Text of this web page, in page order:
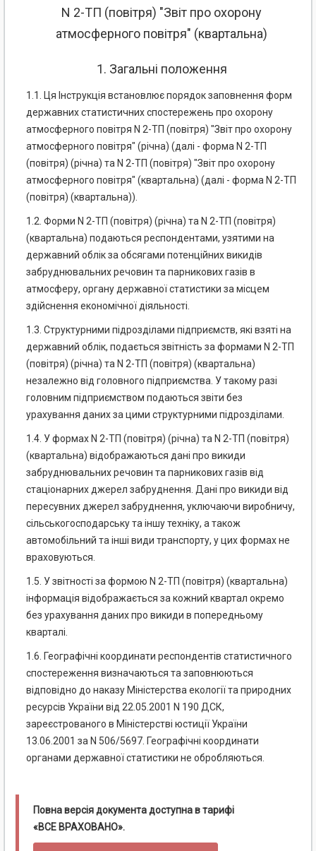
N 2-ТП (повітря) "Звіт про охорону
атмосферного повітря" (квартальна)
1. Загальні положення
1.1. Ця Інструкція встановлює порядок заповнення форм
державних статистичних спостережень про охорону
атмосферного повітря N 2-ТП (повітря) "Звіт про охорону
атмосферного повітря" (річна) (далі - форма N 2-ТП
(повітря) (річна) та N 2-ТП (повітря) "Звіт про охорону
атмосферного повітря" (квартальна) (далі - форма N 2-ТП
(повітря) (квартальна)).
1.2. Форми N 2-ТП (повітря) (річна) та N 2-ТП (повітря)
(квартальна) подаються респондентами, узятими на
державний облік за обсягами потенційних викидів
забруднювальних речовин та парникових газів в
атмосферу, органу державної статистики за місцем
здійснення економічної діяльності.
1.3. Структурними підрозділами підприємств, які взяті на
державний облік, подається звітність за формами N 2-ТП
(повітря) (річна) та N 2-ТП (повітря) (квартальна)
незалежно від головного підприємства. У такому разі
головним підприємством подаються звіти без
урахування даних за цими структурними підрозділами.
1.4. У формах N 2-ТП (повітря) (річна) та N 2-ТП (повітря)
(квартальна) відображаються дані про викиди
забруднювальних речовин та парникових газів від
стаціонарних джерел забруднення. Дані про викиди від
пересувних джерел забруднення, уключаючи виробничу,
сільськогосподарську та іншу техніку, а також
автомобільний та інші види транспорту, у цих формах не
враховуються.
1.5. У звітності за формою N 2-ТП (повітря) (квартальна)
інформація відображається за кожний квартал окремо
без урахування даних про викиди в попередньому
кварталі.
1.6. Географічні координати респондентів статистичного
спостереження визначаються та заповнюються
відповідно до наказу Міністерства екології та природних
ресурсів України від 22.05.2001 N 190 ДСК,
зареєстрованого в Міністерстві юстиції України
13.06.2001 за N 506/5697. Географічні координати
органами державної статистики не обробляються.
Повна версія документа доступна в тарифі
«ВСЕ ВРАХОВАНО».